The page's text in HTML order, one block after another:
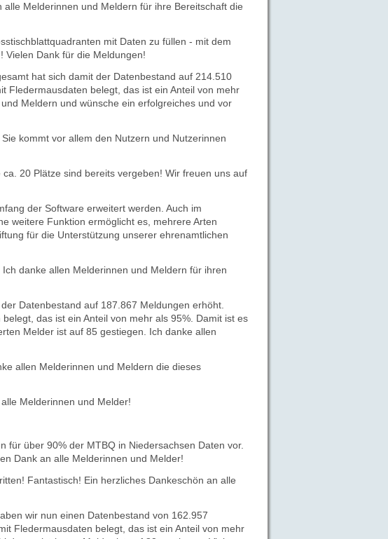
Melderinnen und Meldern für ihre Bereitschaft die
mit Daten zu füllen - mit dem
Vielen Dank für die Meldungen!
hat sich damit der Datenbestand auf 214.510
Fledermausdaten belegt, das ist ein Anteil von mehr
Meldern und wünsche ein erfolgreiches und vor
kommt vor allem den Nutzern und Nutzerinnen
20 Plätze sind bereits vergeben! Wir freuen uns auf
der Software erweitert werden. Auch im
weitere Funktion ermöglicht es, mehrere Arten
für die Unterstützung unserer ehrenamtlichen
danke allen Melderinnen und Meldern für ihren
Datenbestand auf 187.867 Meldungen erhöht.
das ist ein Anteil von mehr als 95%. Damit ist es
Melder ist auf 85 gestiegen. Ich danke allen
allen Melderinnen und Meldern die dieses
Melderinnen und Melder!
über 90% der MTBQ in Niedersachsen Daten vor.
Dank an alle Melderinnen und Melder!
Fantastisch! Ein herzliches Dankeschön an alle
wir nun einen Datenbestand von 162.957
Fledermausdaten belegt, das ist ein Anteil von mehr